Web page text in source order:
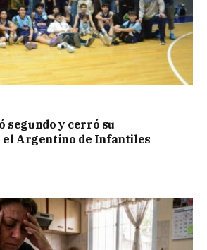
segundo y cerró su
Argentino de Infantiles